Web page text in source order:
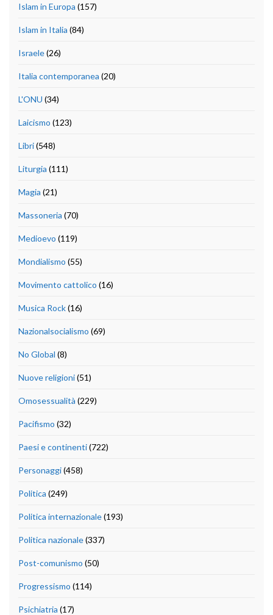
Islam in Europa (157)
Islam in Italia (84)
Israele(26)
Italia contemporanea (20)
L'ONU (34)
Laicismo (123)
Libri(548)
Liturgia (111)
Magia (21)
Massoneria (70)
Medioevo (119)
Mondialismo (55)
Movimento cattolico (16)
Musica Rock(16)
Nazionalsocialismo (69)
No Global (8)
Nuove religioni(51)
Omosessualità (229)
Pacifismo (32)
Paesi e continenti(722)
Personaggi(458)
Politica (249)
Politica internazionale(193)
Politica nazionale(337)
Post-comunismo (50)
Progressismo (114)
Psichiatria (17)